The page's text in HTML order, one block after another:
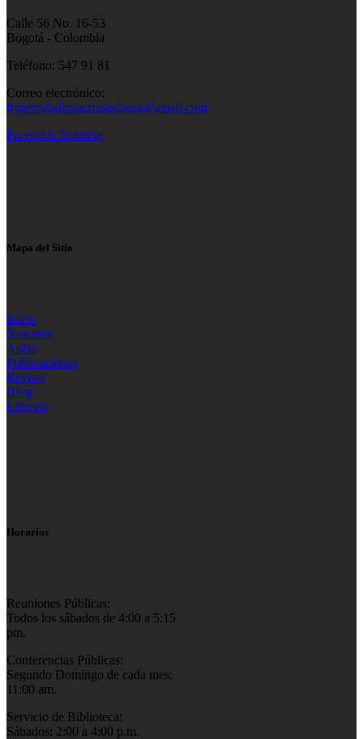
Calle 56 No. 16-53
Bogotá - Colombia
Teléfono: 547 91 81
Correo electrónico:
fraternidadrosacruzantigua@gmail.com
FacebookYoutube
Mapa del Sitio
Inicio
Nosotros
Aulas
Publicaciones
Revista
Blog
Librería
Horarios
Reuniones Públicas:
Todos los sábados de 4:00 a 5:15
pm.
Conferencias Públicas:
Segundo Domingo de cada mes:
11:00 am.
Servicio de Biblioteca:
Sábados: 2:00 a 4:00 p.m.